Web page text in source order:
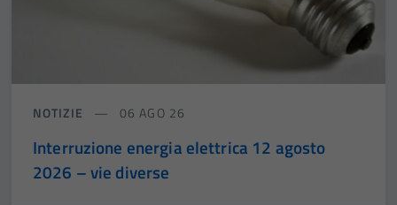
NOTIZIE 06 AGO 26
Interruzione energia elettrica 12 agosto
2026 – vie diverse